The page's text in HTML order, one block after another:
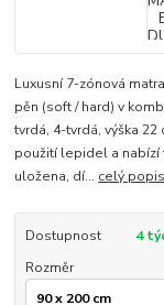
Luxusní 7-zónová
pěn (soft / hard) v
tvrdá, 4-tvrdá, výška
použití lepidel a nabízí
uložena, dí... celý popis
Dostupnost
4
Rozměr